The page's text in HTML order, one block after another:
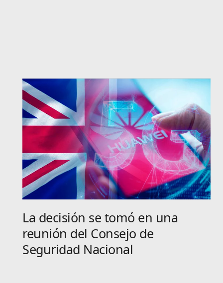
La decisión se tomó en una
reunión del Consejo de
Seguridad Nacional